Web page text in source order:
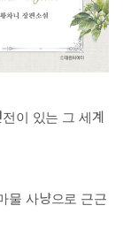
이 있는 그 세계
물 사냥으로 근근